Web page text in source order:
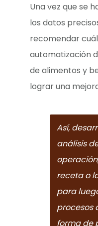
Una vez que se
los datos
recomendar
automatización
de alimentos y
lograr una
Así,
análisis
receta o
para
procesos
forma de